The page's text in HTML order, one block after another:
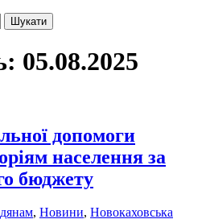
05.08.2025
допомоги
населення за
бюджету
, Новини, Новокаховська